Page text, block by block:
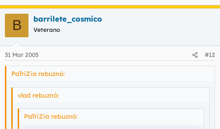
B barrilete_cosmico
Veterano
31 Mar 2005 #12
PaTriZia rebuznó:
vlad rebuznó:
PaTriZia rebuznó: